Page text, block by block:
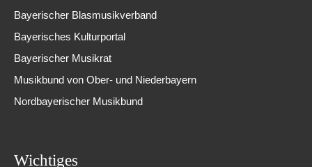
Bayerischer Blasmusikverband
Bayerisches Kulturportal
Bayerischer Musikrat
Musikbund von Ober- und Niederbayern
Nordbayerischer Musikbund
Wichtiges